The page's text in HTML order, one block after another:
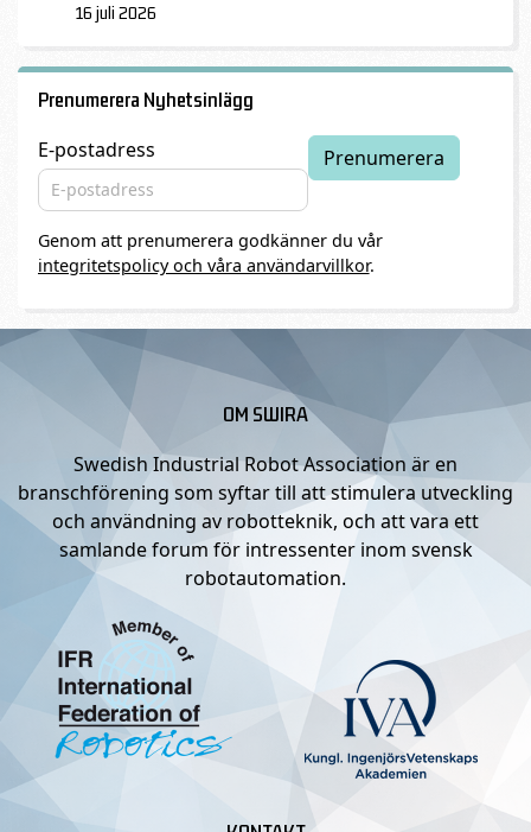
16 juli 2026
Prenumerera Nyhetsinlägg
E-postadress
Genom att prenumerera godkänner du vår
integritetspolicy och våra användarvillkor.
OM SWIRA
Swedish Industrial Robot Association är en
branschförening som syftar till att stimulera utveckling
och användning av robotteknik, och att vara ett
samlande forum för intressenter inom svensk
robotautomation.